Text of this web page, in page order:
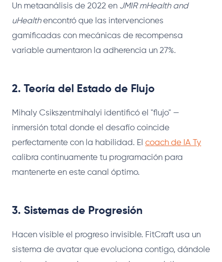
Un metaanálisis de 2022 en JMIR mHealth and
uHealthencontró que las intervenciones
gamificadas con mecánicas de recompensa
variable aumentaron la adherencia un 27%.
2. Teoría del Estado de Flujo
Mihaly Csikszentmihalyi identificó el "flujo" —
inmersión total donde el desafío coincide
perfectamente con la habilidad. El coach de IA Ty
calibra continuamente tu programación para
mantenerte en este canal óptimo.
3. Sistemas de Progresión
Hacen visible el progreso invisible. FitCraft usa un
sistema de avatar que evoluciona contigo, dándole